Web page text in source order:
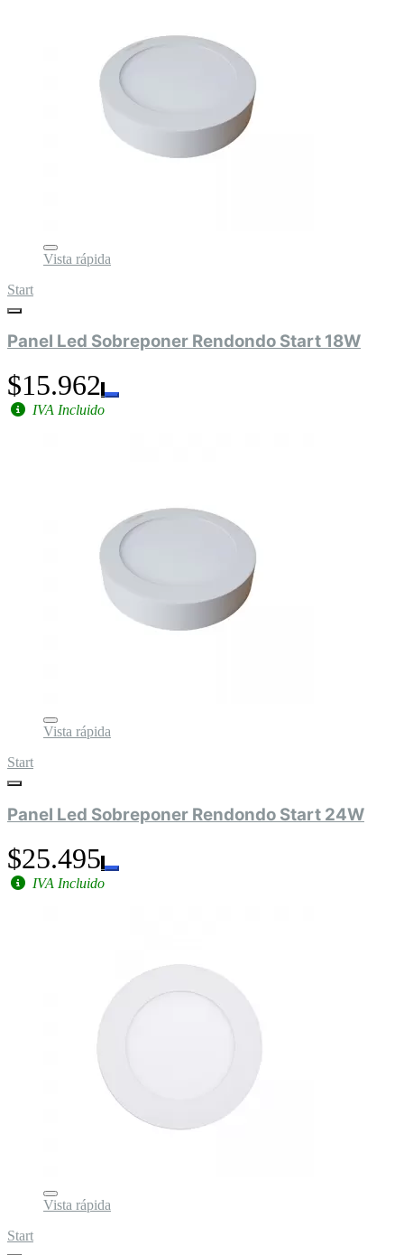
Vista rápida
Start
Panel Led Sobreponer Rendondo Start 18W
$15.962
IVA Incluido
Vista rápida
Start
Panel Led Sobreponer Rendondo Start 24W
$25.495
IVA Incluido
Vista rápida
Start